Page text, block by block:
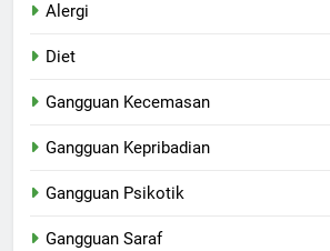
Alergi
Diet
Gangguan Kecemasan
Gangguan Kepribadian
Gangguan Psikotik
Gangguan Saraf